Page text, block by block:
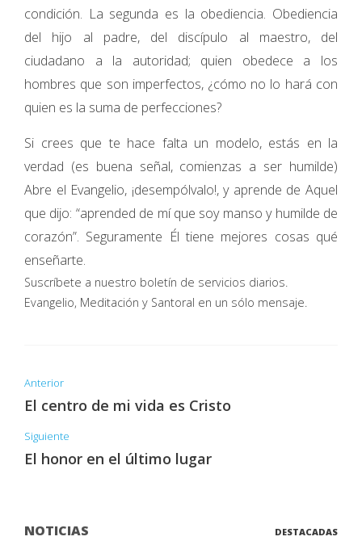
condición. La segunda es la obediencia. Obediencia
del hijo al padre, del discípulo al maestro, del
ciudadano a la autoridad; quien obedece a los
hombres que son imperfectos, ¿cómo no lo hará con
quien es la suma de perfecciones?
Si crees que te hace falta un modelo, estás en la
verdad (es buena señal, comienzas a ser humilde)
Abre el Evangelio, ¡desempólvalo!, y aprende de Aquel
que dijo: “aprended de mí que soy manso y humilde de
corazón”. Seguramente Él tiene mejores cosas qué
enseñarte.
Suscríbete a nuestro boletín de servicios diarios.
Evangelio, Meditación y Santoral en un sólo mensaje.
Anterior
El centro de mi vida es Cristo
Siguiente
El honor en el último lugar
NOTICIAS DESTACADAS